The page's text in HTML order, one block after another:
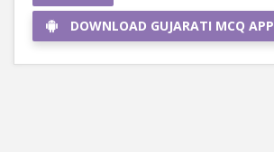
DOWNLOAD GUJARATI MCQ APP